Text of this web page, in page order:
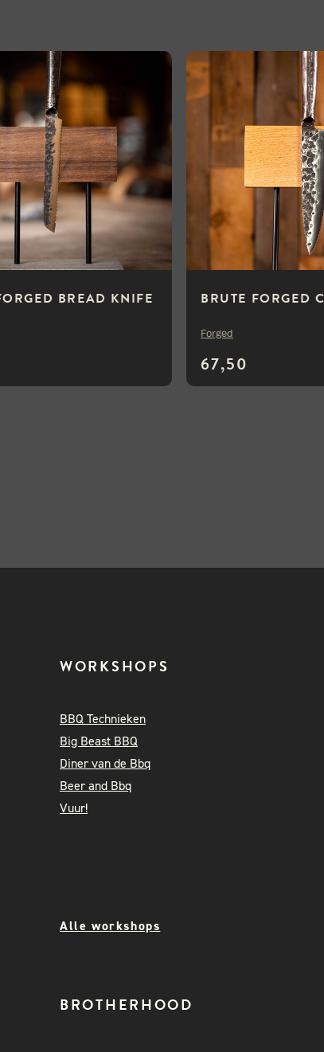
BREAD KNIFE BRUTE FORGED
67,50
Forged
WORKSHOPS
BBQ Technieken
Big Beast BBQ
Diner van de Bbq
Beer and Bbq
Vuur!
Alle workshops
BROTHERHOOD